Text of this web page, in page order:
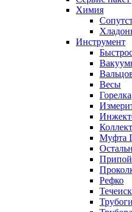
Химия
Инструмент
Весы
Горелка
Муфта
Рефко